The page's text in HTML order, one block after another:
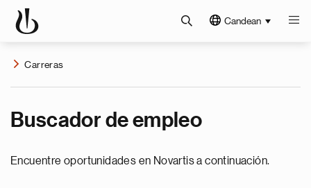
Candean
Carreras
Buscador de empleo
Encuentre oportunidades en Novartis a continuación.